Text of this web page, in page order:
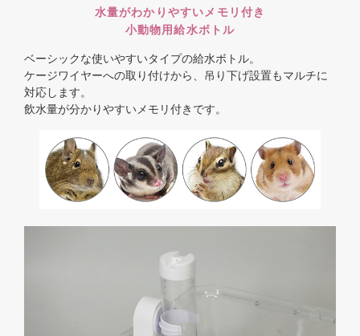
水量がわかりやすいメモリ付き
小動物用給水ボトル
ベーシックな使いやすいタイプの給水ボトル。
ケージワイヤーへの取り付けから、吊り下げ設置もマルチに
対応します。
飲水量が分かりやすいメモリ付きです。